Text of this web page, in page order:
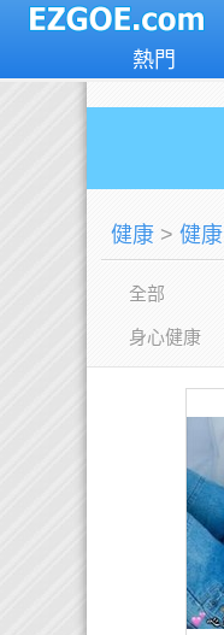
熱門
健康 > 健康
全部
身心健康